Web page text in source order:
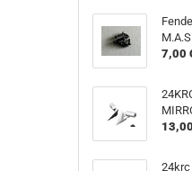
M.A.S.
7,00
24krc